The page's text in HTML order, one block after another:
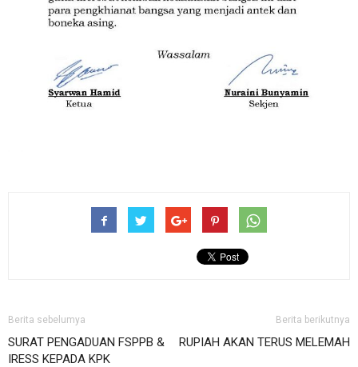
Berita sebelumya
SURAT PENGADUAN FSPPB &
IRESS KEPADA KPK
Berita berikutnya
RUPIAH AKAN TERUS MELEMAH